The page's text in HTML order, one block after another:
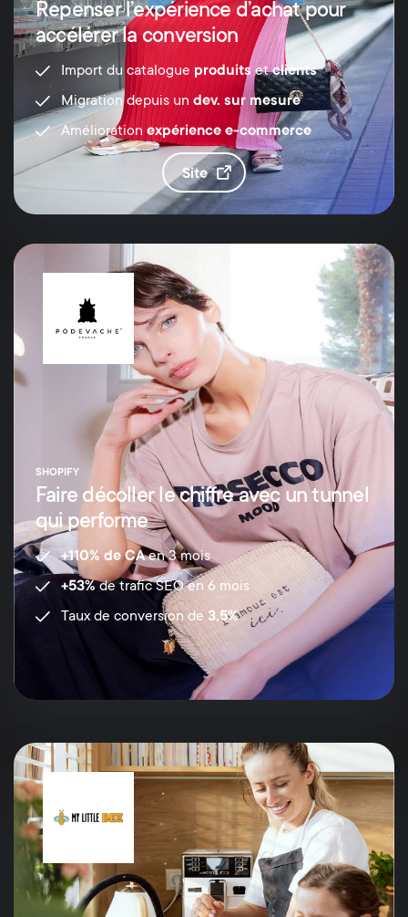
Repenser l’expérience d’achat pour
accélérer la conversion
Import du catalogue produitsetclients
Migration depuis un dev. sur mesure
Amélioration expérience e-commerce
site
SHOPIFY
Faire décoller le chiffre avec un tunnel
qui performe
+110% de CAen 3 mois
+53%de trafic SEO en 6 mois
Taux de conversion de3,5%